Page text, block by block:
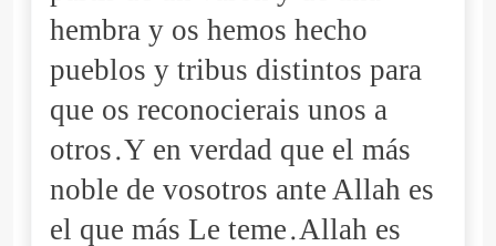
hembra y os hemos hecho
pueblos y tribus distintos para
que os reconocierais unos a
otros.Y en verdad que el más
noble de vosotros ante Allah es
el que más Le teme.Allah es